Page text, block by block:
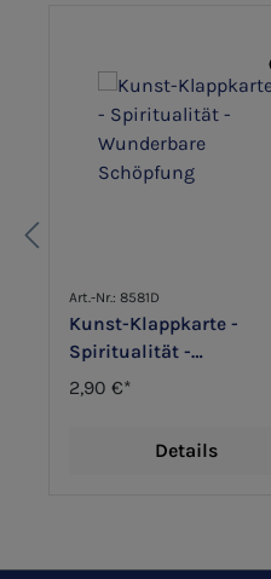
Art.-Nr.: 8581D
Kunst-Klappkarte -
Spiritualität -
Wunderbare Schöpfung
2,90 €*
Details